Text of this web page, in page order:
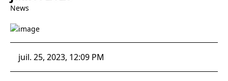
News
juil. 25, 2023, 12:09 PM